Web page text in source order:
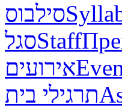
סילבוס
סגלStaff
אירועים
תרגילי בית